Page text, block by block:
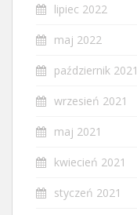
lipiec 2022
maj 2022
październik 2021
wrzesień 2021
maj 2021
kwiecień 2021
styczeń 2021